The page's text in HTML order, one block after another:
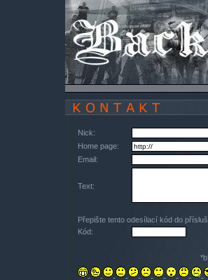
Nick:
Home page:
Email:
Text:
Přepište tento odesílací kód do
Kód: